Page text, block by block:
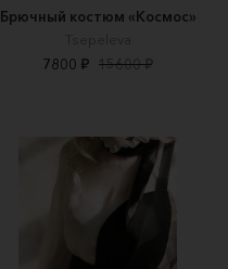
Брючный костюм «Космос»
Tsepeleva
7800 ₽ 15600 ₽